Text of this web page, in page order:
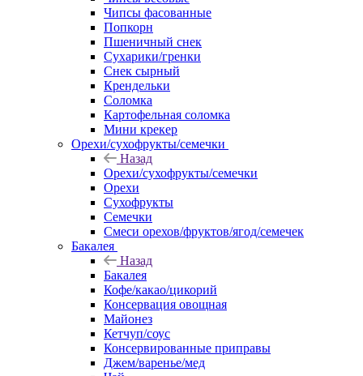
Чипсы фасованные
Попкорн
Пшеничный снек
Сухарики/гренки
Снек сырный
Крендельки
Соломка
Картофельная соломка
Мини крекер
Орехи/сухофрукты/семечки
Назад
Орехи/сухофрукты/семечки
Орехи
Сухофрукты
Семечки
Смеси орехов/фруктов/ягод/семечек
Бакалея
Назад
Бакалея
Кофе/какао/цикорий
Консервация овощная
Майонез
Кетчуп/соус
Консервированные приправы
Джем/варенье/мед